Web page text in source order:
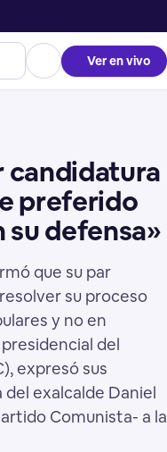
Ver en vivo
candidatura
preferido
su defensa»
que su par
su proceso
y no en
del
expresó sus
exalcalde Daniel
Comunista- a la